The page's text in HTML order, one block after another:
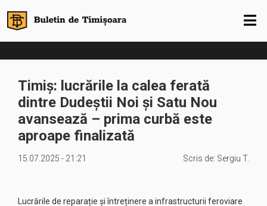
Timiș: lucrările la calea ferată
dintre Dudeștii Noi și Satu Nou
avansează – prima curbă este
aproape finalizată
15.07.2025 - 21:21 Scris de: Sergiu T.
Lucrările de reparație și întreținere a infrastructurii feroviare